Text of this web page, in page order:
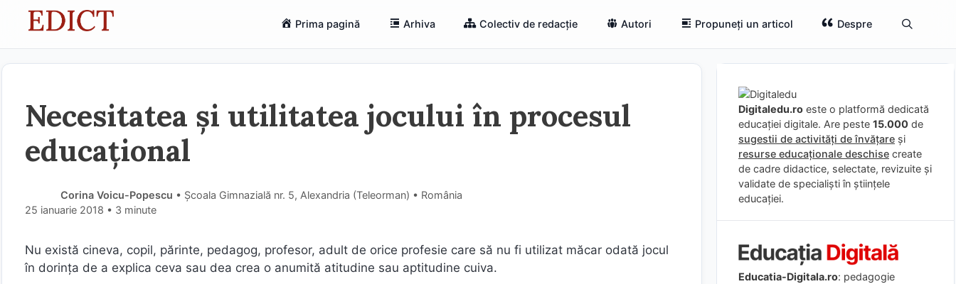
Prima pagină Arhiva Colectiv de redacție Autori Propuneți un articol Despre
Necesitatea și utilitatea jocului în procesul
educațional
Corina Voicu-Popescu • Școala Gimnazială nr. 5, Alexandria (Teleorman) • România
25 ianuarie 2018 • 3 minute
Nu există cineva, copil, părinte, pedagog, profesor, adult de orice profesie care să nu fi utilizat măcar odată jocul
în dorinţa de a explica ceva sau dea crea o anumită atitudine sau aptitudine cuiva.
Digitaledu.ro este o platformă dedicată
educației digitale. Are peste 15.000 de
sugestii de activități de învățare și
resurse educaționale deschise create
de cadre didactice, selectate, revizuite și
validate de specialiști în științele
educației.
Educatia-Digitala.ro: pedagogie